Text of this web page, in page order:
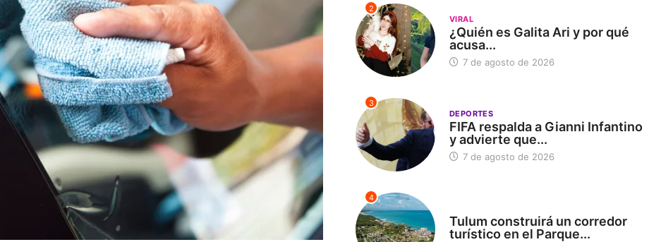
2
VIRAL
¿Quién es Galita Ari y por qué
acusa...
7 de agosto de 2026
3
DEPORTES
FIFA respalda a Gianni Infantino
y advierte que...
7 de agosto de 2026
4
Tulum construirá un corredor
turístico en el Parque...